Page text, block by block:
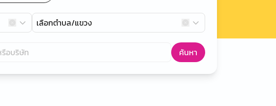
เลือกตำบล/แขวง
ค้นหา